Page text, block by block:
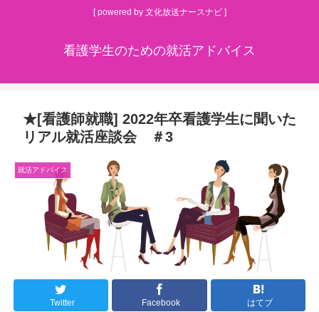
[ powered by 文化放送ナースナビ ]
看護学生のための就活アドバイス
★[看護師就職] 2022年卒看護学生に聞いた
リアル就活座談会 ＃3
就活アドバイス
Twitter Facebook はてブ